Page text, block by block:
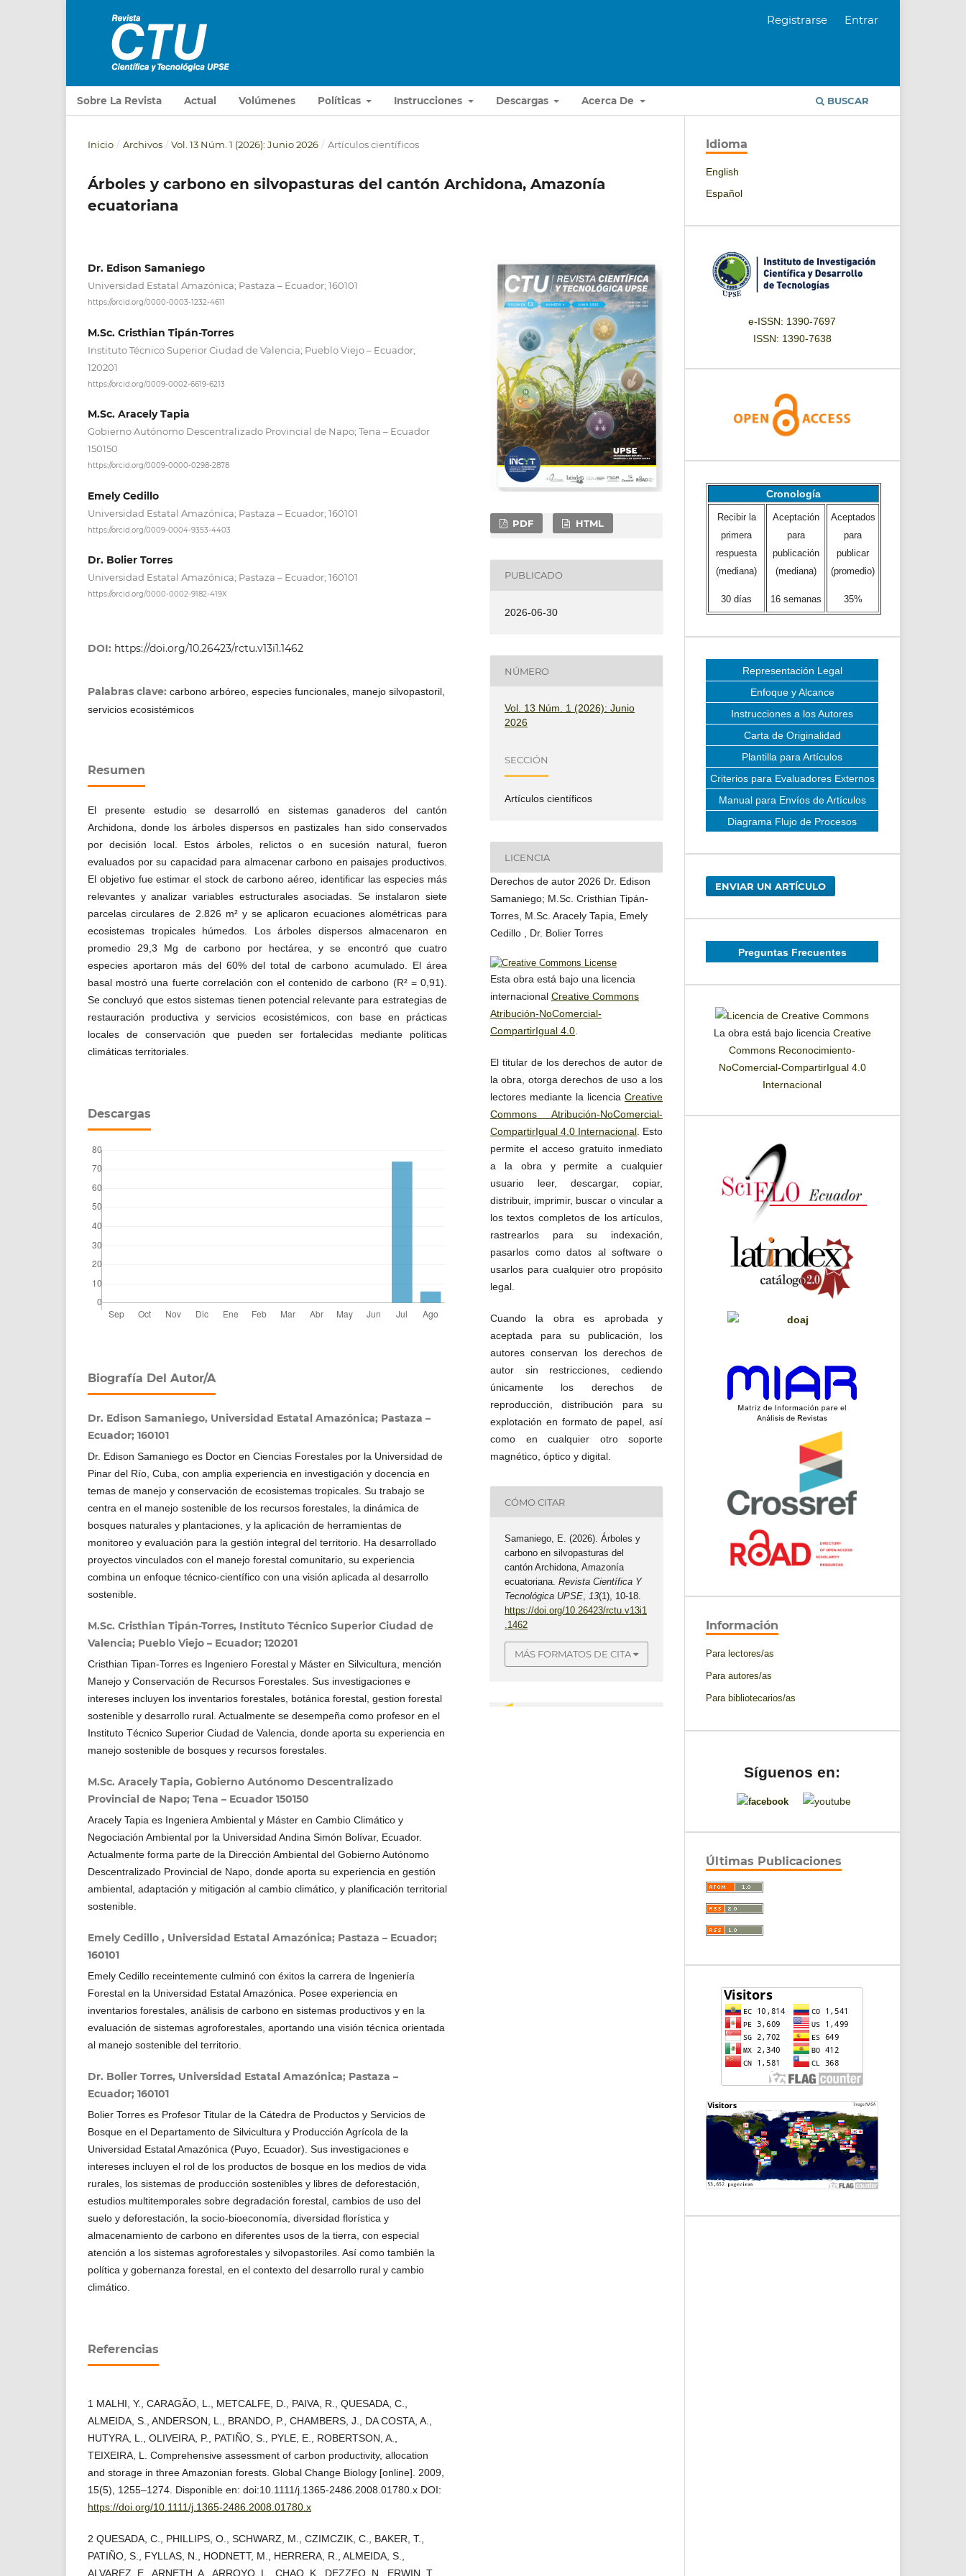
Sobre La Revista Actual Volúmenes Políticas Instrucciones Descargas Acerca De BUSCAR
Registrarse Entrar
Inicio / Archivos / Vol. 13 Núm. 1 (2026): Junio 2026 / Artículos científicos
Árboles y carbono en silvopasturas del cantón Archidona, Amazonía
ecuatoriana
Dr. Edison Samaniego
Universidad Estatal Amazónica; Pastaza – Ecuador; 160101
https://orcid.org/0000-0003-1232-4611
M.Sc. Cristhian Tipán-Torres
Instituto Técnico Superior Ciudad de Valencia; Pueblo Viejo – Ecuador;
120201
https://orcid.org/0009-0002-6619-6213
M.Sc. Aracely Tapia
Gobierno Autónomo Descentralizado Provincial de Napo; Tena – Ecuador
150150
https://orcid.org/0009-0000-0298-2878
Emely Cedillo
Universidad Estatal Amazónica; Pastaza – Ecuador; 160101
https://orcid.org/0009-0004-9353-4403
Dr. Bolier Torres
Universidad Estatal Amazónica; Pastaza – Ecuador; 160101
https://orcid.org/0000-0002-9182-419X
DOI: https://doi.org/10.26423/rctu.v13i1.1462
Palabras clave: carbono arbóreo, especies funcionales, manejo silvopastoril,
servicios ecosistémicos
Resumen
El presente estudio se desarrolló en sistemas ganaderos del cantón
Archidona, donde los árboles dispersos en pastizales han sido conservados
por decisión local. Estos árboles, relictos o en sucesión natural, fueron
evaluados por su capacidad para almacenar carbono en paisajes productivos.
El objetivo fue estimar el stock de carbono aéreo, identificar las especies más
relevantes y analizar variables estructurales asociadas. Se instalaron siete
parcelas circulares de 2.826 m² y se aplicaron ecuaciones alométricas para
ecosistemas tropicales húmedos. Los árboles dispersos almacenaron en
promedio 29,3 Mg de carbono por hectárea, y se encontró que cuatro
especies aportaron más del 60% del total de carbono acumulado. El área
basal mostró una fuerte correlación con el contenido de carbono (R² = 0,91).
Se concluyó que estos sistemas tienen potencial relevante para estrategias de
restauración productiva y servicios ecosistémicos, con base en prácticas
locales de conservación que pueden ser fortalecidas mediante políticas
climáticas territoriales.
Descargas
Biografía Del Autor/a
Dr. Edison Samaniego, Universidad Estatal Amazónica; Pastaza –
Ecuador; 160101
Dr. Edison Samaniego es Doctor en Ciencias Forestales por la Universidad de
Pinar del Río, Cuba, con amplia experiencia en investigación y docencia en
temas de manejo y conservación de ecosistemas tropicales. Su trabajo se
centra en el manejo sostenible de los recursos forestales, la dinámica de
bosques naturales y plantaciones, y la aplicación de herramientas de
monitoreo y evaluación para la gestión integral del territorio. Ha desarrollado
proyectos vinculados con el manejo forestal comunitario, su experiencia
combina un enfoque técnico-científico con una visión aplicada al desarrollo
sostenible.
M.Sc. Cristhian Tipán-Torres, Instituto Técnico Superior Ciudad de
Valencia; Pueblo Viejo – Ecuador; 120201
Cristhian Tipan-Torres es Ingeniero Forestal y Máster en Silvicultura, mención
Manejo y Conservación de Recursos Forestales. Sus investigaciones e
intereses incluyen los inventarios forestales, botánica forestal, gestion forestal
sostenible y desarrollo rural. Actualmente se desempeña como profesor en el
Instituto Técnico Superior Ciudad de Valencia, donde aporta su experiencia en
manejo sostenible de bosques y recursos forestales.
M.Sc. Aracely Tapia, Gobierno Autónomo Descentralizado
Provincial de Napo; Tena – Ecuador 150150
Aracely Tapia es Ingeniera Ambiental y Máster en Cambio Climático y
Negociación Ambiental por la Universidad Andina Simón Bolívar, Ecuador.
Actualmente forma parte de la Dirección Ambiental del Gobierno Autónomo
Descentralizado Provincial de Napo, donde aporta su experiencia en gestión
ambiental, adaptación y mitigación al cambio climático, y planificación territorial
sostenible.
Emely Cedillo , Universidad Estatal Amazónica; Pastaza – Ecuador;
160101
Emely Cedillo receintemente culminó con éxitos la carrera de Ingeniería
Forestal en la Universidad Estatal Amazónica. Posee experiencia en
inventarios forestales, análisis de carbono en sistemas productivos y en la
evaluación de sistemas agroforestales, aportando una visión técnica orientada
al manejo sostenible del territorio.
Dr. Bolier Torres, Universidad Estatal Amazónica; Pastaza –
Ecuador; 160101
Bolier Torres es Profesor Titular de la Cátedra de Productos y Servicios de
Bosque en el Departamento de Silvicultura y Producción Agrícola de la
Universidad Estatal Amazónica (Puyo, Ecuador). Sus investigaciones e
intereses incluyen el rol de los productos de bosque en los medios de vida
rurales, los sistemas de producción sostenibles y libres de deforestación,
estudios multitemporales sobre degradación forestal, cambios de uso del
suelo y deforestación, la socio-bioeconomía, diversidad florística y
almacenamiento de carbono en diferentes usos de la tierra, con especial
atención a los sistemas agroforestales y silvopastoriles. Así como también la
política y gobernanza forestal, en el contexto del desarrollo rural y cambio
climático.
Referencias
1 MALHI, Y., CARAGÃO, L., METCALFE, D., PAIVA, R., QUESADA, C.,
ALMEIDA, S., ANDERSON, L., BRANDO, P., CHAMBERS, J., DA COSTA, A.,
HUTYRA, L., OLIVEIRA, P., PATIÑO, S., PYLE, E., ROBERTSON, A.,
TEIXEIRA, L. Comprehensive assessment of carbon productivity, allocation
and storage in three Amazonian forests. Global Change Biology [online]. 2009,
15(5), 1255–1274. Disponible en: doi:10.1111/j.1365-2486.2008.01780.x DOI:
https://doi.org/10.1111/j.1365-2486.2008.01780.x
2 QUESADA, C., PHILLIPS, O., SCHWARZ, M., CZIMCZIK, C., BAKER, T.,
PATIÑO, S., FYLLAS, N., HODNETT, M., HERRERA, R., ALMEIDA, S.,
ALVAREZ, E., ARNETH, A., ARROYO, L., CHAO, K., DEZZEO, N., ERWIN, T.,
PDF HTML
PUBLICADO
2026-06-30
NÚMERO
Vol. 13 Núm. 1 (2026): Junio
2026
SECCIÓN
Artículos científicos
LICENCIA
Derechos de autor 2026 Dr. Edison
Samaniego; M.Sc. Cristhian Tipán-
Torres, M.Sc. Aracely Tapia, Emely
Cedillo , Dr. Bolier Torres
Esta obra está bajo una licencia
internacional Creative Commons
Atribución-NoComercial-
CompartirIgual 4.0
El titular de los derechos de autor de
la obra, otorga derechos de uso a los
lectores mediante la licencia Creative
Commons Atribución-NoComercial-
CompartirIgual 4.0 Internacional . Esto
permite el acceso gratuito inmediato
a la obra y permite a cualquier
usuario leer, descargar, copiar,
distribuir, imprimir, buscar o vincular a
los textos completos de los artículos,
rastrearlos para su indexación,
pasarlos como datos al software o
usarlos para cualquier otro propósito
legal.
Cuando la obra es aprobada y
aceptada para su publicación, los
autores conservan los derechos de
autor sin restricciones, cediendo
únicamente los derechos de
reproducción, distribución para su
explotación en formato de papel, así
como en cualquier otro soporte
magnético, óptico y digital.
CÓMO CITAR
Samaniego, E. (2026). Árboles y
carbono en silvopasturas del
cantón Archidona, Amazonía
ecuatoriana.Revista Científica Y
Tecnológica UPSE,13(1), 10-18.
https://doi.org/10.26423/rctu.v13i1
.1462
MÁS FORMATOS DE CITA
Idioma
English
Español
e-ISSN: 1390-7697
ISSN: 1390-7638
Cronología
Recibir la
primera
respuesta
(mediana)
30 días
Aceptación
para
publicación
(mediana)
16 semanas
Aceptados
para
publicar
(promedio)
35%
Representación Legal
Enfoque y Alcance
Instrucciones a los Autores
Carta de Originalidad
Plantilla para Artículos
Criterios para Evaluadores Externos
Manual para Envíos de Artículos
Diagrama Flujo de Procesos
ENVIAR UN ARTÍCULO
Preguntas Frecuentes
La obra está bajo licencia Creative
Commons Reconocimiento-
NoComercial-CompartirIgual 4.0
Internacional
Información
Para lectores/as
Para autores/as
Para bibliotecarios/as
Síguenos en:
Últimas Publicaciones